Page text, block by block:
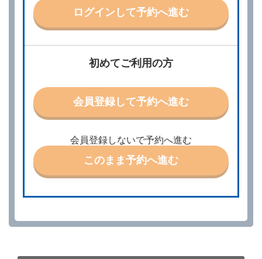
他の借受条件（以下「借受条件」といいます。）を明
示して予約の申込みを行うことができます。なお、当
社は、電話連絡並びに電子メールによる予約に応じま
責任を負わないものとします。
当社は、借受人から予約の申込みがあったときは、原
則として、当社の保有するレンタカーの範囲内で予約
特に認める場合を除き、別に定める予約申込金を支払
うものとします。
第３条（予約の変更）
借受人は、前条第１項の借受条件を変更しようとする
ときは、あらかじめ当社の承諾を受けなければならな
いものとします。
第４条（予約の取消し等）
ができます。
を１時間以上経過してもレンタカー貸渡契約（以下
初めてご利用の方
会員登録して予約へ進む
会員登録しないで予約へ進む
このまま予約へ進む
ログインして予約へ進む